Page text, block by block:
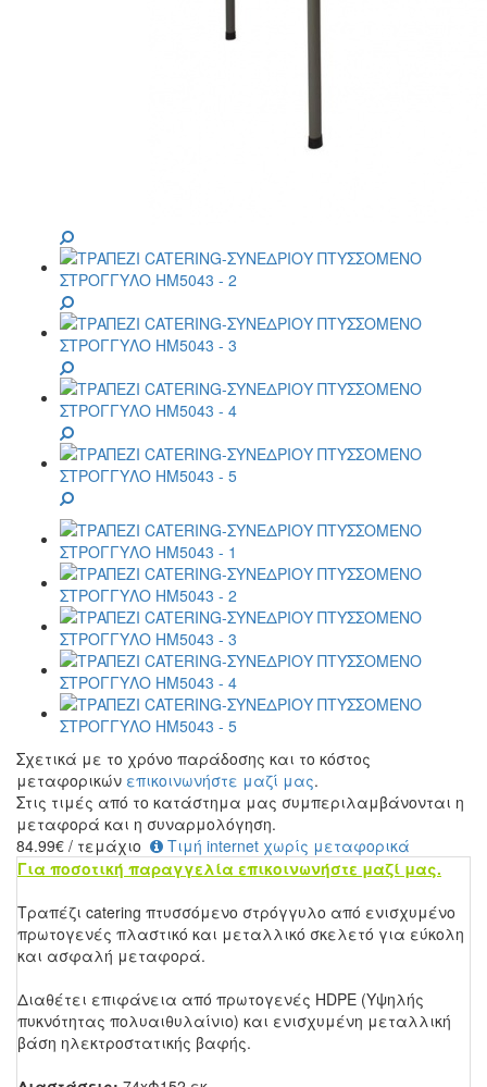
Σχετικά με το χρόνο παράδοσης και το κόστος
μεταφορικών επικοινωνήστε μαζί μας.
Στις τιμές από το κατάστημα μας συμπεριλαμβάνονται η
μεταφορά και η συναρμολόγηση.
84.99€ / τεμάχιο
Τιμή internet χωρίς μεταφορικά
Για ποσοτική παραγγελία επικοινωνήστε μαζί μας.
Τραπέζι catering πτυσσόμενο στρόγγυλο από ενισχυμένο
πρωτογενές πλαστικό και μεταλλικό σκελετό για εύκολη
και ασφαλή μεταφορά.
Διαθέτει επιφάνεια από πρωτογενές HDPE (Υψηλής
πυκνότητας πολυαιθυλαίνιο) και ενισχυμένη μεταλλική
βάση ηλεκτροστατικής βαφής.